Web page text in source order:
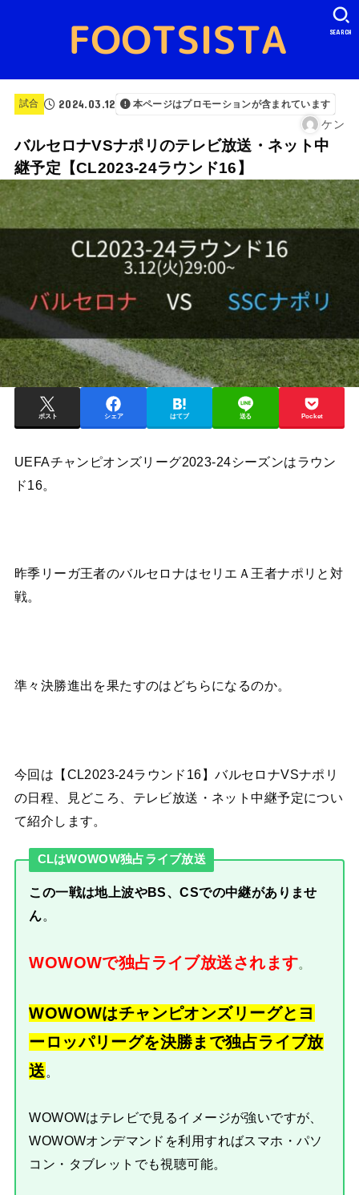
SEARCH
試合 2024.03.12 本ページはプロモーションが含まれています
ケン
バルセロナVSナポリのテレビ放送・ネット中
継予定【CL2023-24ラウンド16】
ポスト シェア はてブ 送る Pocket
UEFAチャンピオンズリーグ2023-24シーズンはラウン
ド16。
昨季リーガ王者のバルセロナはセリエＡ王者ナポリと対
戦。
準々決勝進出を果たすのはどちらになるのか。
今回は【CL2023-24ラウンド16】バルセロナVSナポリ
の日程、見どころ、テレビ放送・ネット中継予定につい
て紹介します。
CLはWOWOW独占ライブ放送
この一戦は地上波やBS、CSでの中継がありませ
ん。
WOWOWで独占ライブ放送されます。
WOWOWはチャンピオンズリーグとヨ
ーロッパリーグを決勝まで独占ライブ放
送
WOWOWはテレビで見るイメージが強いですが、
WOWOWオンデマンドを利用すればスマホ・パソ
コン・タブレットでも視聴可能。